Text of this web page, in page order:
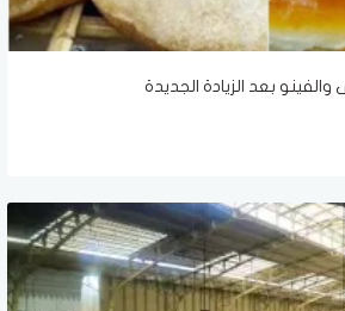
بعد الزيادة الجديدة